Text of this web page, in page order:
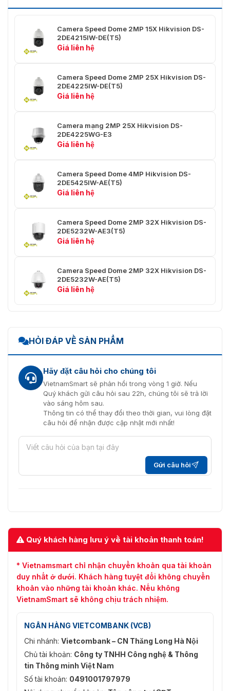
Tốc độ
Tốc độ nghiêng: có thể cấu hình từ 0,1° đến
Pan tỷ lệ Đúng
Cài đặt
Đóng
băng cài
Đúng
Quét tuần
8 cuộc tuần tra, tối đa 32 cài đặt trước cho mỗi
Hành
động
công viên
4 mẫu quét
Đúng
Hiển thị
trạng thái
Nhiệm vụ
theo lịch
trình
Cài đặt trước, quét mẫu, quét tuần tra, quét tự
Dòng
chính
50 Hz：25 fps（2560 × 1440，1920 × 1080，
Dòng phụ 50 Hz：25 fps（704 × 576，640 × 480，352
Dòng thứ
50 Hz：25 fps（1920 × 1080，1280 × 960，
Nén Video H.265||H.264||MJPEG
Tốc độ bit
32 Kbps đến 16 Mbps
H.265
Hồ sơ chính
Mã hóa
video có
thể mở
rộng
(SVC)
Mã hóa H.264 và H.265
Khu vực
(ROI)
Âm thanh
Nén âm
G.711, G.722.1, G.726, MP2L2, PCM, MP3, AAC-
Camera Speed ​​Dome 2MP 15X Hikvision DS-
2DE4215IW-DE(T5)
Giá liên hệ
Camera Speed ​​Dome 2MP 25X Hikvision DS-
2DE4225IW-DE(T5)
Giá liên hệ
Camera mạng 2MP 25X Hikvision DS-
2DE4225WG-E3
Giá liên hệ
Camera Speed ​​Dome 4MP Hikvision DS-
2DE5425IW-AE(T5)
Giá liên hệ
Camera Speed ​​Dome 2MP 32X Hikvision DS-
2DE5232W-AE3(T5)
Giá liên hệ
Camera Speed ​​Dome 2MP 32X Hikvision DS-
2DE5232W-AE(T5)
Giá liên hệ
HỎI ĐÁP VỀ SẢN PHẨM
Hãy đặt câu hỏi cho chúng tôi
VietnamSmart sẽ phản hồi trong vòng 1 giờ. Nếu
Quý khách gửi câu hỏi sau 22h, chúng tôi sẽ trả lời
vào sáng hôm sau.
Thông tin có thể thay đổi theo thời gian, vui lòng đặt
câu hỏi để nhận được cập nhật mới nhất!
Gửi câu hỏi
Quý khách hàng lưu ý về tài khoản thanh toán!
* Vietnamsmart chỉ nhận chuyển khoản qua tài khoản
duy nhất ở dưới. Khách hàng tuyệt đối không chuyển
khoản vào những tài khoản khác. Nếu không
VietnamSmart sẽ không chịu trách nhiệm.
NGÂN HÀNG VIETCOMBANK (VCB)
Chi nhánh: Vietcombank – CN Thăng Long Hà Nội
Chủ tài khoản: Công ty TNHH Công nghệ & Thông
tin Thông minh Việt Nam
Số tài khoản: 0491001797979